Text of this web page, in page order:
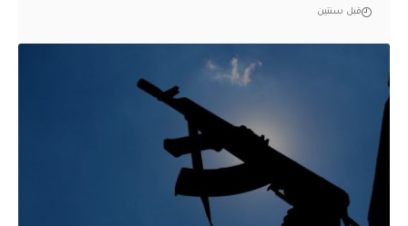
قبل سنتين